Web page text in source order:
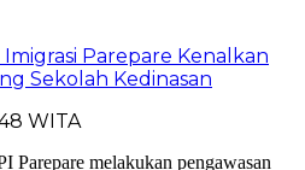
Imigrasi Parepare Kenalkan
Sekolah Kedinasan
WITA